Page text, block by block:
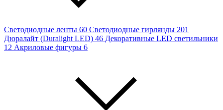
Светодиодные ленты 60 Светодиодные гирлянды 201
Дюралайт (Duralight LED) 46 Декоративные LED светильники
12 Акриловые фигуры 6